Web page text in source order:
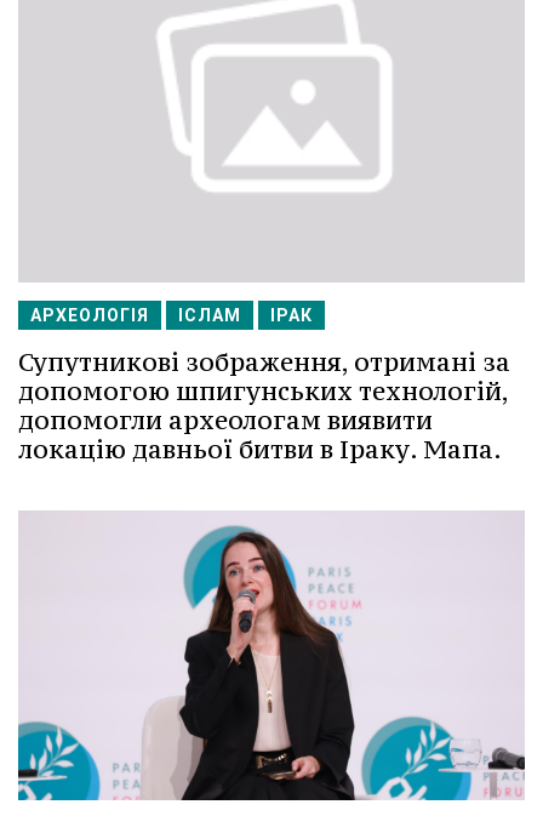
АРХЕОЛОГІЯ ІСЛАМ ІРАК
Супутникові зображення, отримані за
допомогою шпигунських технологій,
допомогли археологам виявити
локацію давньої битви в Іраку. Мапа.